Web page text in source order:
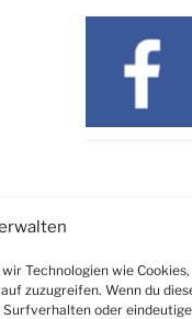
Technologien wie Cookies,
zuzugreifen. Wenn du
oder eindeutige